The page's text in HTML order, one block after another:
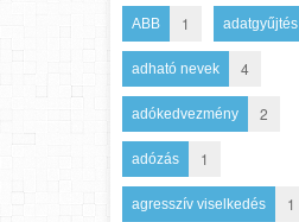
ABB 1 adatgyűjtés
adható nevek 4
adókedvezmény 2
adózás 1
agresszív viselkedés 1